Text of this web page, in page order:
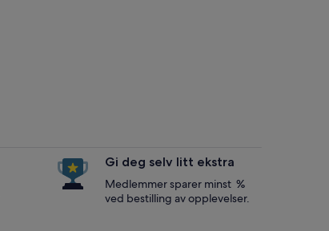
Gi deg selv litt ekstra
Medlemmer sparer minst %
ved bestilling av opplevelser.